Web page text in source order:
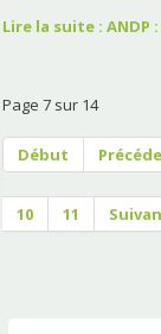
Lire la suite : ANDP
Page 7 sur 14
Début
10
11